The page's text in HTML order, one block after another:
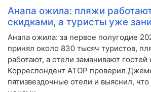
Анапа ожила: пляжи
скидками, а туристы уже
Анапа ожила: за первое полугодие
принял около 830 тысяч туристов,
работают, а отели заманивают гостей
Корреспондент АТОР проверил
пятизвездочные отели и выяснил,